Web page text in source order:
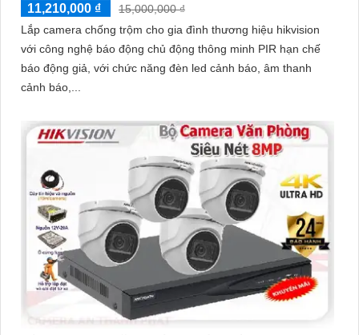
11,210,000 ₫
15,000,000 ₫
Lắp camera chống trộm cho gia đình thương hiệu hikvision
với công nghệ báo động chủ động thông minh PIR hạn chế
báo động giả, với chức năng đèn led cảnh báo, âm thanh
cảnh báo,...